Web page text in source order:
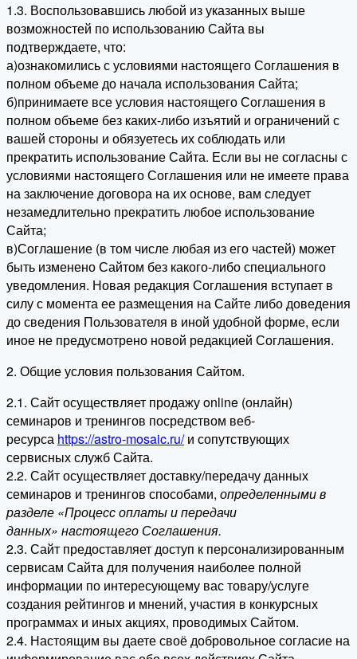
1.3. Воспользовавшись любой из указанных выше
возможностей по использованию Сайта вы
подтверждаете, что:
а)ознакомились с условиями настоящего Соглашения в
полном объеме до начала использования Сайта;
б)принимаете все условия настоящего Соглашения в
полном объеме без каких-либо изъятий и ограничений с
вашей стороны и обязуетесь их соблюдать или
прекратить использование Сайта. Если вы не согласны с
условиями настоящего Соглашения или не имеете права
на заключение договора на их основе, вам следует
незамедлительно прекратить любое использование
Сайта;
в)Соглашение (в том числе любая из его частей) может
быть изменено Сайтом без какого-либо специального
уведомления. Новая редакция Соглашения вступает в
силу с момента ее размещения на Сайте либо доведения
до сведения Пользователя в иной удобной форме, если
иное не предусмотрено новой редакцией Соглашения.
2. Общие условия пользования Сайтом.
2.1. Сайт осуществляет продажу online (онлайн)
семинаров и тренингов посредством веб-
ресурса https://astro-mosaic.ru/и сопутствующих
сервисных служб Сайта.
2.2. Сайт осуществляет доставку/передачу данных
семинаров и тренингов способами, определенными в
разделе «Процесс оплаты и передачи
данных» настоящего Соглашения.
2.3. Сайт предоставляет доступ к персонализированным
сервисам Сайта для получения наиболее полной
информации по интересующему вас товару/услуге
создания рейтингов и мнений, участия в конкурсных
программах и иных акциях, проводимых Сайтом.
2.4. Настоящим вы даете своё добровольное согласие на